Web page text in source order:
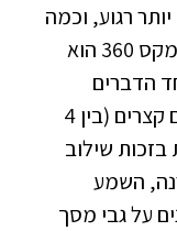
רגוע, וכמה
צעדים משם מצאנו את מבוקשנו. סינמקס 360 הוא
הדברים
). במקום מוקרנים סרטים קצרים (בין 4
בזכות שילוב
השמע
על גבי מסך